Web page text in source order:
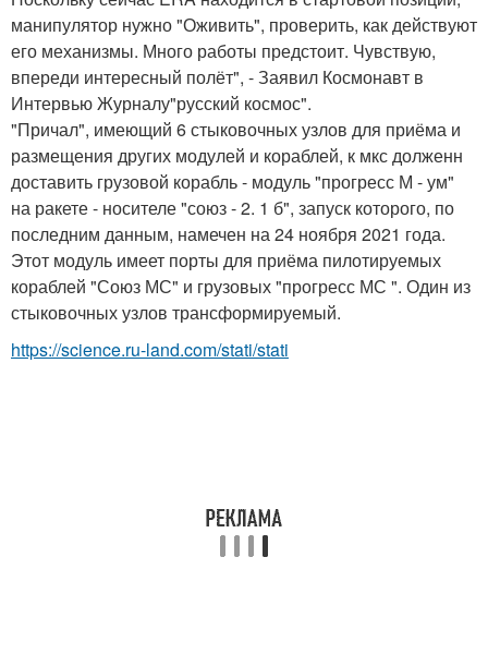
манипулятор нужно "Оживить", проверить, как действуют
его механизмы. Много работы предстоит. Чувствую,
впереди интересный полёт", - Заявил Космонавт в
Интервью Журналу"русский космос".
"Причал", имеющий 6 стыковочных узлов для приёма и
размещения других модулей и кораблей, к мкс долженн
доставить грузовой корабль - модуль "прогресс М - ум"
на ракете - носителе "союз - 2. 1 б", запуск которого, по
последним данным, намечен на 24 ноября 2021 года.
Этот модуль имеет порты для приёма пилотируемых
кораблей "Союз МС" и грузовых "прогресс МС ". Один из
стыковочных узлов трансформируемый.
https://science.ru-land.com/stati/stati